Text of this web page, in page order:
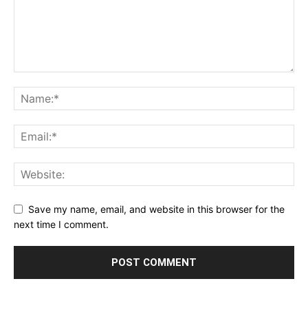
Save my name, email, and website in this browser for the
next time I comment.